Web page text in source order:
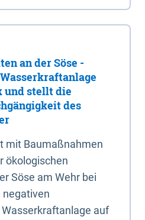
an der Söse -
und stellt die
des
mit Baumaßnahmen
ökologischen
Söse am Wehr bei
negativen
auf